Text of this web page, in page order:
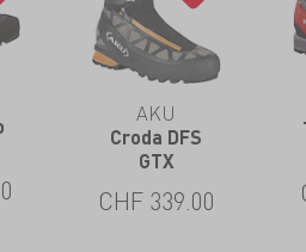
AKU
Croda DFS
GTX
CHF 339.00